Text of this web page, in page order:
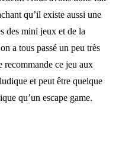
qu’il existe aussi une
des mini jeux et de la
a tous passé un peu très
recommande ce jeu aux
et peut être quelque
qu’un escape game.